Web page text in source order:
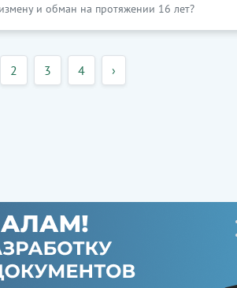
измену и обман на протяжении 16 лет?
2 3 4 ›